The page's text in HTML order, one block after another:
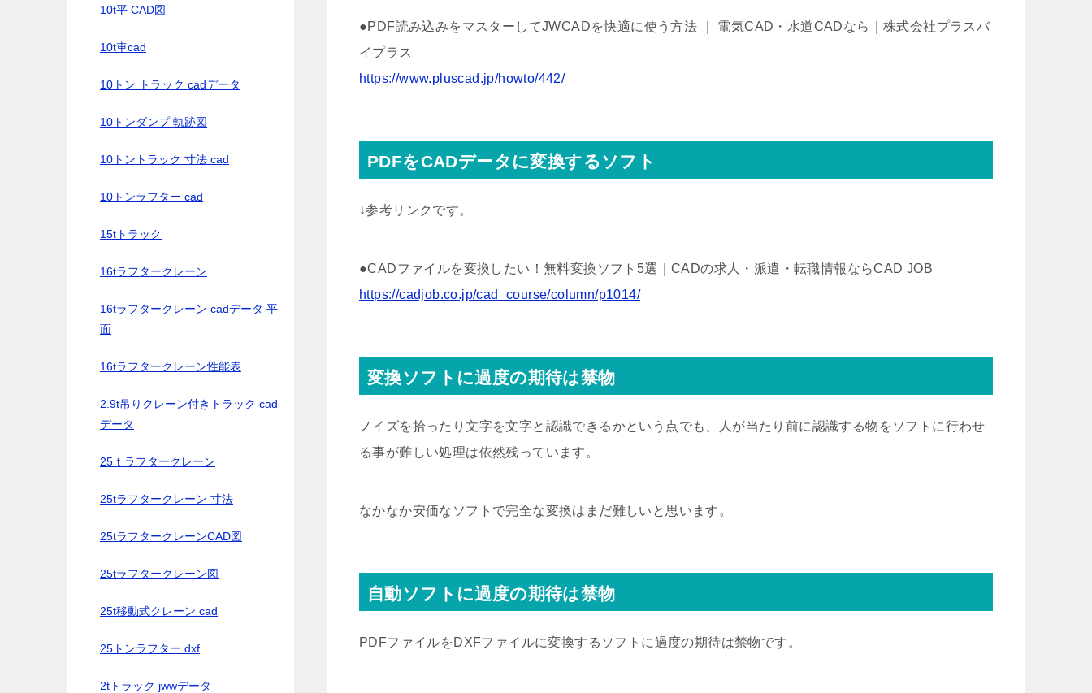
●PDF読み込みをマスターしてJWCADを快適に使う方法 ｜ 電気CAD・水道CADなら｜株式会社プラスバ
イプラス
https://www.pluscad.jp/howto/442/
PDFをCADデータに変換するソフト
↓参考リンクです。
●CADファイルを変換したい！無料変換ソフト5選｜CADの求人・派遣・転職情報ならCAD JOB
https://cadjob.co.jp/cad_course/column/p1014/
変換ソフトに過度の期待は禁物
ノイズを拾ったり文字を文字と認識できるかという点でも、人が当たり前に認識する物をソフトに行わせ
る事が難しい処理は依然残っています。
なかなか安価なソフトで完全な変換はまだ難しいと思います。
自動ソフトに過度の期待は禁物
PDFファイルをDXFファイルに変換するソフトに過度の期待は禁物です。
10t平 CAD図
10t車cad
10トン トラック cadデータ
10トンダンプ 軌跡図
10トントラック 寸法 cad
10トンラフター cad
15tトラック
16tラフタークレーン
16tラフタークレーン cadデータ 平
面
16tラフタークレーン性能表
2.9t吊りクレーン付きトラック cad
データ
25ｔラフタークレーン
25tラフタークレーン 寸法
25tラフタークレーンCAD図
25tラフタークレーン図
25t移動式クレーン cad
25トンラフター dxf
2tトラック jwwデータ